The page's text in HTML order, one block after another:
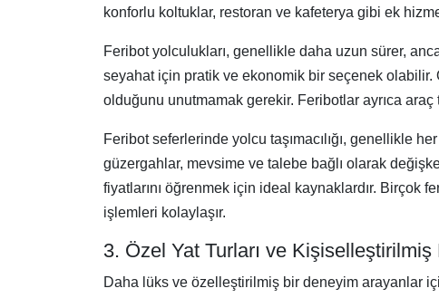
konforlu koltuklar, restoran ve kafeterya gibi ek
Feribot yolculukları, genellikle daha uzun sürer,
seyahat için pratik ve ekonomik bir seçenek olabilir.
olduğunu unutmamak gerekir. Feribotlar ayrıca araç
Feribot seferlerinde yolcu taşımacılığı, genellikle
güzergahlar, mevsime ve talebe bağlı olarak
fiyatlarını öğrenmek için ideal kaynaklardır. Birçok
işlemleri kolaylaşır.
3. Özel Yat Turları ve
Daha lüks ve özelleştirilmiş bir deneyim arayanlar